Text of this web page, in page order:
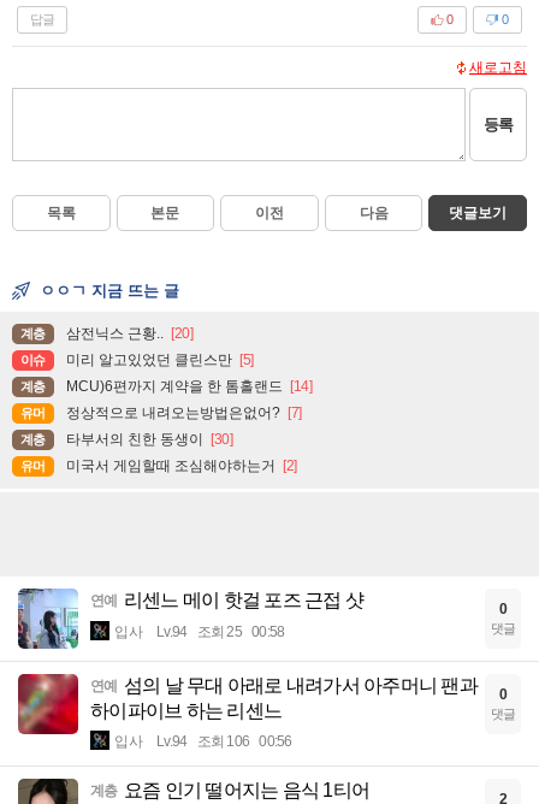
답글 0
0
새로고침
등록
목록 본문 이전 다음 댓글보기
ㅇㅇㄱ 지금 뜨는 글
계층 삼전닉스 근황.. [20]
이슈 미리 알고있었던 클린스만 [5]
계층 MCU)6편까지 계약을 한 톰홀랜드 [14]
유머 정상적으로 내려오는방법은없어? [7]
계층 타부서의 친한 동생이 [30]
유머 미국서 게임할때 조심해야하는거 [2]
연예 리센느 메이 핫걸 포즈 근접 샷
입사 Lv.94 조회 25 00:58
0
댓글
연예 섬의 날 무대 아래로 내려가서 아주머니 팬과
하이파이브 하는 리센느
입사 Lv.94 조회 106 00:56
0
댓글
계층 요즘 인기 떨어지는 음식 1티어 2